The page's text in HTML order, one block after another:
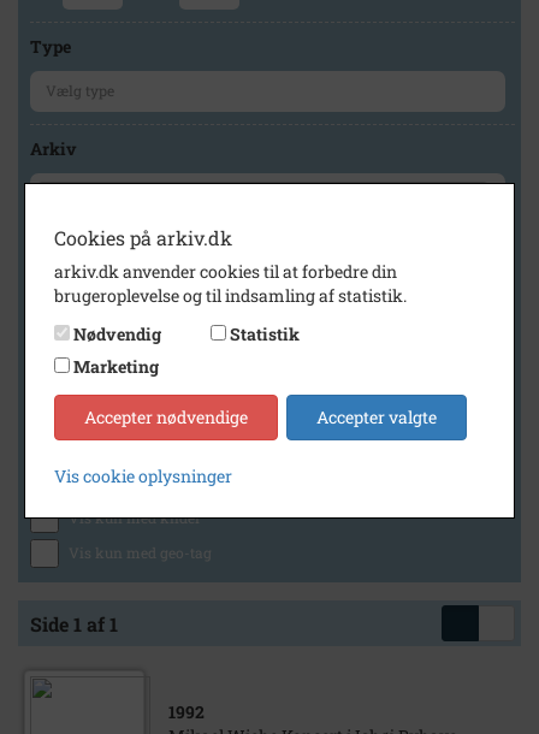
Type
Arkiv
Geografi
Generelt
Vis kun med billeder
Vis kun med lydklip
Vis kun med kilder
Vis kun med geo-tag
Side 1 af 1
1992
Cookies på arkiv.dk
arkiv.dk anvender cookies til at forbedre din
brugeroplevelse og til indsamling af statistik.
Nødvendig
Statistik
Marketing
Accepter nødvendige Accepter valgte
Vis cookie oplysninger